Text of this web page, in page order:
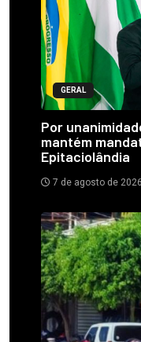
GERAL
Por
mantém
Epitaciolândia
7 de agosto de 2026